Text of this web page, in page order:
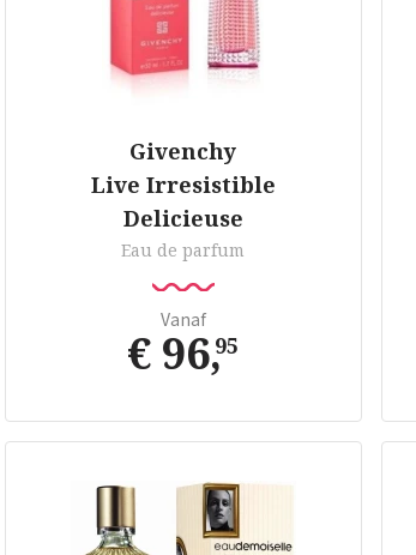
Givenchy
Live Irresistible
Delicieuse
Eau de parfum
Vanaf
€ 96,95